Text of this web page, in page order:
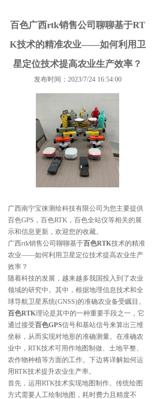
百色广西rtk销售公司聊聊基于RT
K技术的精准农业——如何利用卫
星定位技术提高农业生产效率？
发布时间：2023/7/24 16:54:00
广西南宁宝徕测绘科技有限公司为您主要提供
百色GPS ，百色RTK，百色全站仪等相关的展
示和信息更新，欢迎您的收藏。
广西rtk销售公司聊聊基于百色RTK技术的精准
农业——如何利用卫星定位技术提高农业生产
效率？
随着科技的发展，越来越多我国投入到了农业
领域的研究中。其中，根据地理信息技术和全
球导航卫星系统(GNSS)的准确农业备受瞩目。
百色RTK理论是其中的一种重要手段之一，它
通过接受百色GPS信号和基站信号来算出三维
坐标，从而实现对地形的准确测量。在准确农
业中，RTK技术可用作地图制做、土地平整、
农作物种植等方面的工作。下边将详解如何运
用RTK技术提升农业生产率。
首先，运用RTK技术实现地图制作。传统绘图
方式需要人工绘制地图，耗时费力且精度不